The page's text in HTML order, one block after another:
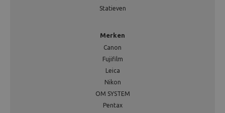
Statieven
Merken
Canon
Fujifilm
Leica
Nikon
OM SYSTEM
Pentax